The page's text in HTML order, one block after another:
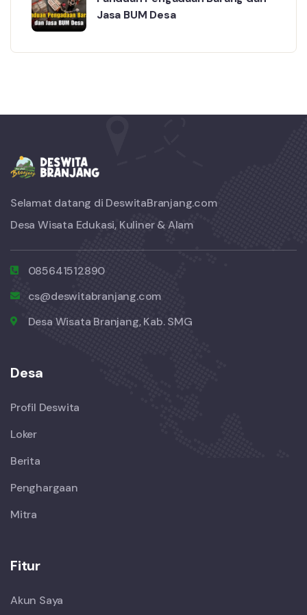
Jasa BUM Desa
Selamat datang di DeswitaBranjang.com
Desa Wisata Edukasi, Kuliner & Alam
085641512890
cs@deswitabranjang.com
Desa Wisata Branjang, Kab. SMG
Desa
Profil Deswita
Loker
Berita
Penghargaan
Mitra
Fitur
Akun Saya